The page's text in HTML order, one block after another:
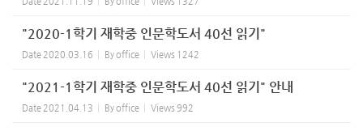
"2020-1학기 재학중 인문학도서 40선 읽기"
Date 2020.03.16 Byoffice Views 1242
"2021-1학기 재학중 인문학도서 40선 읽기" 안내
Date 2021.04.13 Byoffice Views 992